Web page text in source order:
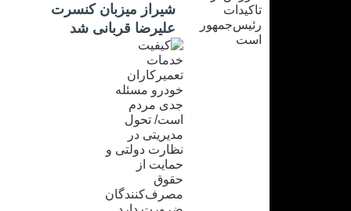
شیراز میزبان کنسرت
علیرضا قربانی شد